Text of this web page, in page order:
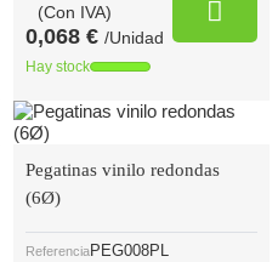
(Con IVA)
0,068 € /Unidad
Hay stock
Pegatinas vinilo redondas
(6Ø)
ReferenciaPEG008PL